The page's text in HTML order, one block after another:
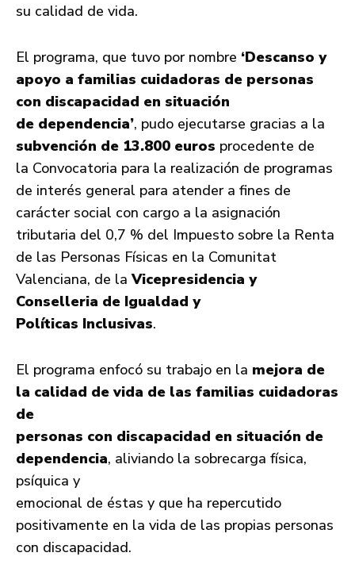
su calidad de vida.
El programa, que tuvo por nombre ‘Descanso y
apoyo a familias cuidadoras de personas
con discapacidad en situación
de dependencia’, pudo ejecutarse gracias a la
subvención de 13.800 euros procedente de
la Convocatoria para la realización de programas
de interés general para atender a fines de
carácter social con cargo a la asignación
tributaria del 0,7 % del Impuesto sobre la Renta
de las Personas Físicas en la Comunitat
Valenciana, de laVicepresidencia y
Conselleria de Igualdad y
Políticas Inclusivas.
El programa enfocó su trabajo en la mejora de
la calidad de vida de las familias cuidadoras
de
personas con discapacidad en situación de
dependencia, aliviando la sobrecarga física,
psíquica y
emocional de éstas y que ha repercutido
positivamente en la vida de las propias personas
con discapacidad.